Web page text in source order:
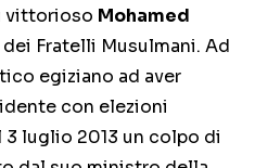
vittorioso Mohamed
Fratelli Musulmani. Ad
egiziano ad aver
con elezioni
luglio 2013 un colpo di